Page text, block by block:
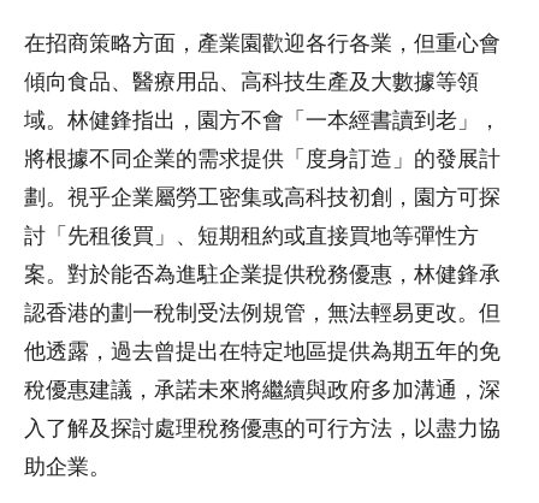
在招商策略方面，產業園歡迎各行各業，但重心會
傾向食品、醫療用品、高科技生產及大數據等領
域。林健鋒指出，園方不會「一本經書讀到老」，
將根據不同企業的需求提供「度身訂造」的發展計
劃。視乎企業屬勞工密集或高科技初創，園方可探
討「先租後買」、短期租約或直接買地等彈性方
案。對於能否為進駐企業提供稅務優惠，林健鋒承
認香港的劃一稅制受法例規管，無法輕易更改。但
他透露，過去曾提出在特定地區提供為期五年的免
稅優惠建議，承諾未來將繼續與政府多加溝通，深
入了解及探討處理稅務優惠的可行方法，以盡力協
助企業。